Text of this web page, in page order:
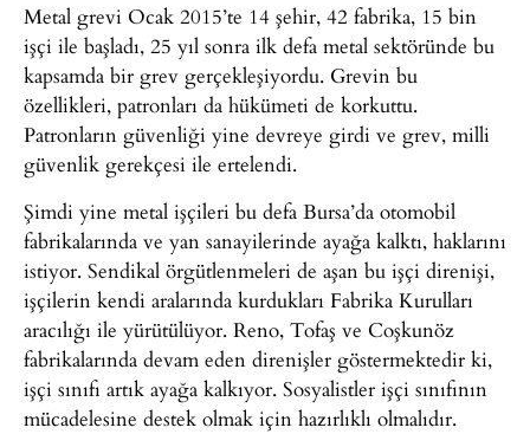
Metal grevi Ocak 2015’te 14 şehir, 42 fabrika, 15 bin
işçi ile başladı, 25 yıl sonra ilk defa metal sektöründe bu
kapsamda bir grev gerçekleşiyordu. Grevin bu
özellikleri, patronları da hükümeti de korkuttu.
Patronların güvenliği yine devreye girdi ve grev, milli
güvenlik gerekçesi ile ertelendi.
Şimdi yine metal işçileri bu defa Bursa’da otomobil
fabrikalarında ve yan sanayilerinde ayağa kalktı, haklarını
istiyor. Sendikal örgütlenmeleri de aşan bu işçi direnişi,
işçilerin kendi aralarında kurdukları Fabrika Kurulları
aracılığı ile yürütülüyor. Reno, Tofaş ve Coşkunöz
fabrikalarında devam eden direnişler göstermektedir ki,
işçi sınıfı artık ayağa kalkıyor. Sosyalistler işçi sınıfının
mücadelesine destek olmak için hazırlıklı olmalıdır.